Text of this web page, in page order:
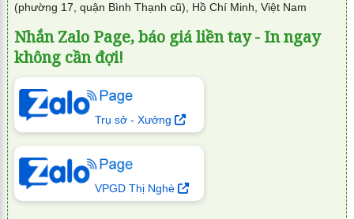
(phường 17, quận Bình Thạnh cũ), Hồ Chí Minh, Việt Nam
Nhắn Zalo Page, báo giá liền tay - In ngay
không cần đợi!
Trụ sở - Xưởng
VPGD Thị Nghè